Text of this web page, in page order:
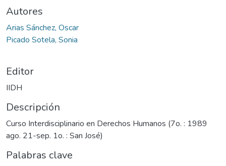
Autores
Arias Sánchez, Oscar
Picado Sotela, Sonia
Editor
IIDH
Descripción
Curso Interdisciplinario en Derechos Humanos (7o. : 1989
ago. 21-sep. 1o. : San José)
Palabras clave